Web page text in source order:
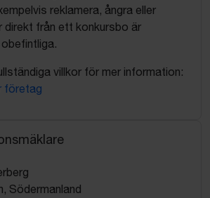
reklamera, ångra eller
direkt från ett konkursbo är
villkor för mer information:
företag
Södermanland